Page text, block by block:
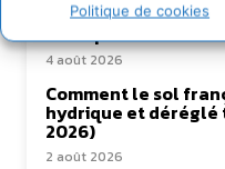
Politique de cookies
IPBES : le « GIEC
entreprises à
4 août 2026
Comment le sol
hydrique et
2026)
2 août 2026